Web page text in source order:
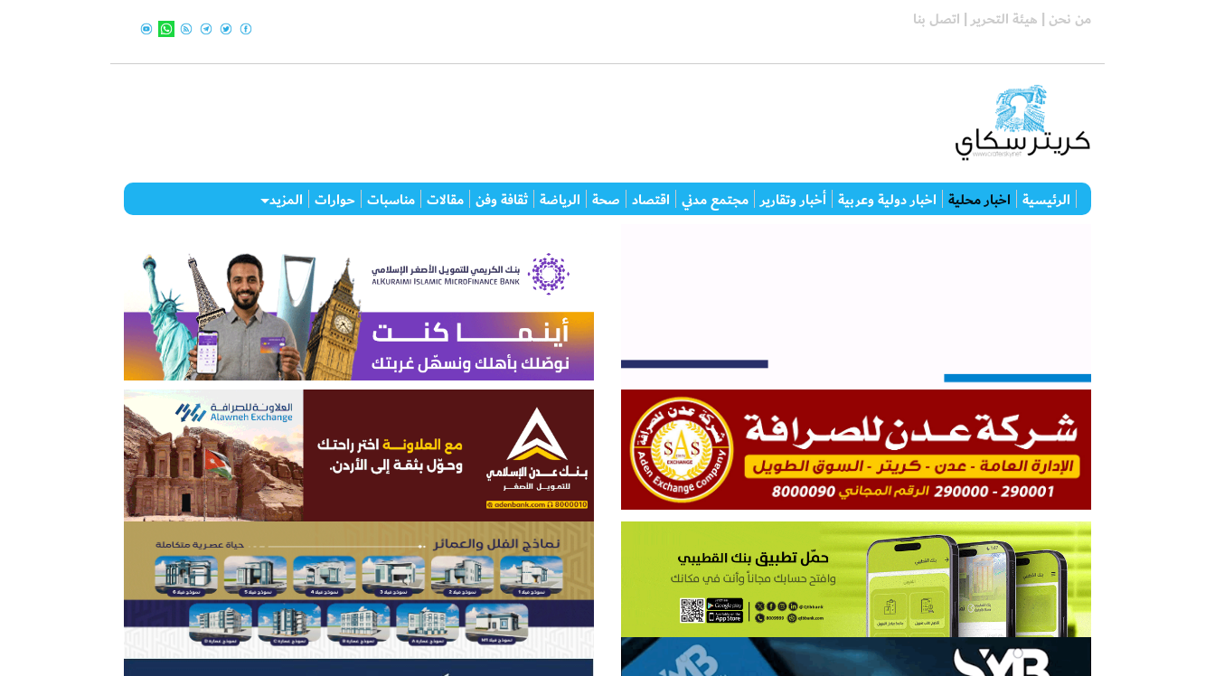
من نحن | هيئة التحرير | اتصل بنا
الرئيسية اخبار محلية اخبار دولية وعربية أخبار وتقارير مجتمع مدني اقتصاد صحة الرياضة ثقافة وفن مقالات مناسبات حوارات المزيد